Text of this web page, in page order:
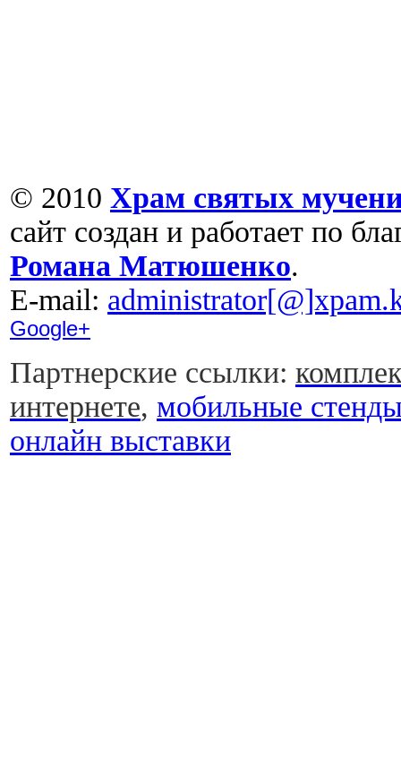
© 2010 Храм святых
сайт создан и работает по
Романа Матюшенко.
Е-mail:
Google+
Партнерские ссылки:
интернете, мобильные
онлайн выставки